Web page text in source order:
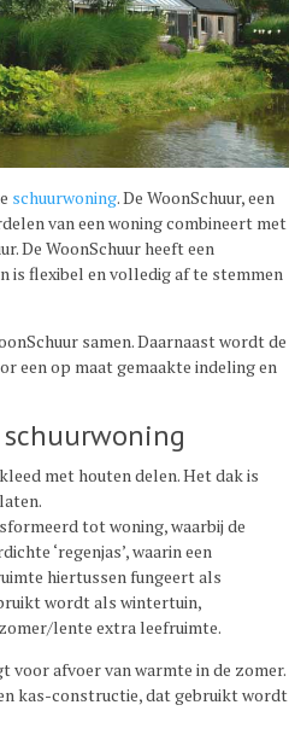
schuurwoning. De WoonSchuur, een
van een woning combineert met
De WoonSchuur heeft een
is flexibel en volledig af te stemmen
samen. Daarnaast wordt de
een op maat gemaakte indeling en
met houten delen. Het dak is
tot woning, waarbij de
‘regenjas’, waarin een
hiertussen fungeert als
wordt als wintertuin,
lente extra leefruimte.
afvoer van warmte in de zomer.
kas-constructie, dat gebruikt wordt